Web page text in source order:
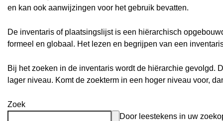
en kan ook aanwijzingen voor het gebruik bevatten.
De inventaris of plaatsingslijst is een hiërarchisch
formeel en globaal. Het lezen en begrijpen van een
Bij het zoeken in de inventaris wordt de hiërarchie gevolgd.
lager niveau. Komt de zoekterm in een hoger niveau voor,
Zoek
Door leestekens in uw